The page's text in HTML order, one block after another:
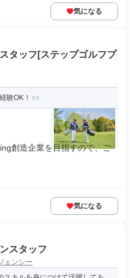
気になる
タッフ[ステップゴルフプ
験OK！
創造企業を目指すので、ご
気になる
スタッフ
ェンシー